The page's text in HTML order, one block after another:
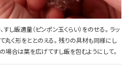
し飯適量（ピンポン玉くらい）をのせる。ラッ
丸く形をととのえる。残りの具材も同様にし
合は葉を広げてすし飯を包むようにして。